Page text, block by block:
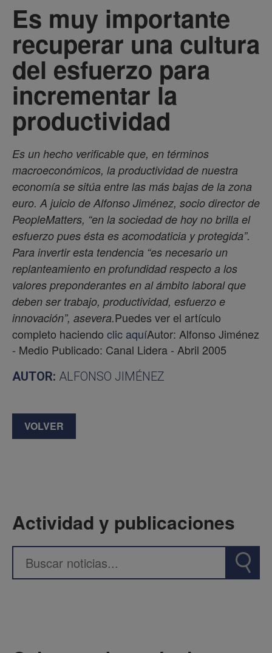
Es muy importante
recuperar una cultura
del esfuerzo para
incrementar la
productividad
Es un hecho verificable que, en términos
macroeconómicos, la productividad de nuestra
economía se sitúa entre las más bajas de la zona
euro. A juicio de Alfonso Jiménez, socio director de
PeopleMatters, “en la sociedad de hoy no brilla el
esfuerzo pues ésta es acomodaticia y protegida”.
Para invertir esta tendencia “es necesario un
replanteamiento en profundidad respecto a los
valores preponderantes en al ámbito laboral que
deben ser trabajo, productividad, esfuerzo e
innovación”, asevera.Puedes ver el artículo
completo haciendo clic aquíAutor: Alfonso Jiménez
- Medio Publicado: Canal Lidera - Abril 2005
AUTOR: ALFONSO JIMÉNEZ
VOLVER
Actividad y publicaciones